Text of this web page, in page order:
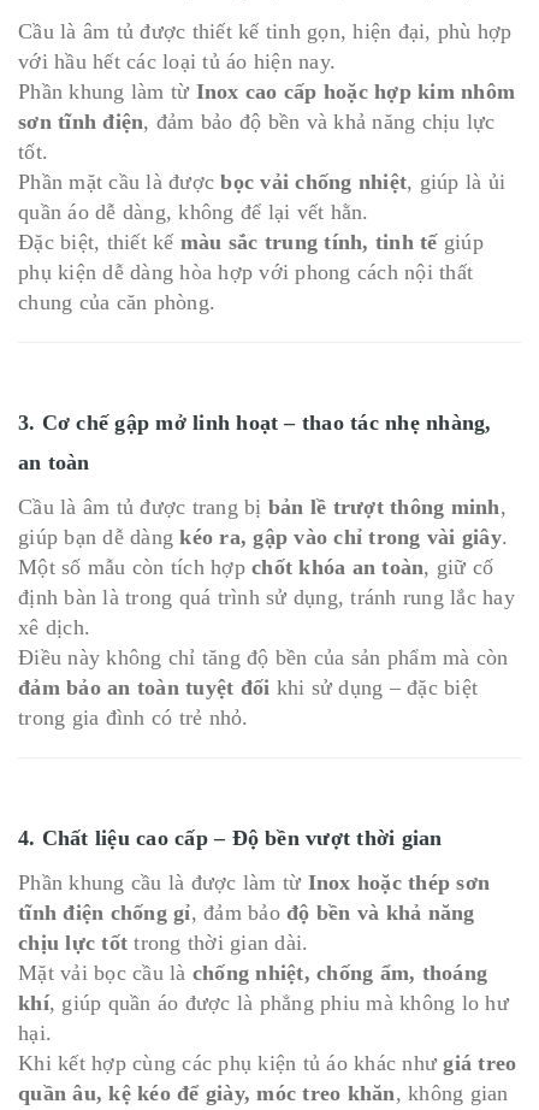
Cầu là âm tủ được thiết kế tinh gọn, hiện đại, phù hợp
với hầu hết các loại tủ áo hiện nay.
Phần khung làm từ Inox cao cấp hoặc hợp kim nhôm
sơn tĩnh điện, đảm bảo độ bền và khả năng chịu lực
tốt.
Phần mặt cầu là đượcbọc vải chống nhiệt, giúp là ủi
quần áo dễ dàng, không để lại vết hằn.
Đặc biệt, thiết kế màu sắc trung tính, tinh tếgiúp
phụ kiện dễ dàng hòa hợp với phong cách nội thất
chung của căn phòng.
3. Cơ chế gập mở linh hoạt – thao tác nhẹ nhàng,
an toàn
Cầu là âm tủ được trang bị bản lề trượt thông minh,
giúp bạn dễ dàngkéo ra, gập vào chỉ trong vài giây.
Một số mẫu còn tích hợp chốt khóa an toàn, giữ cố
định bàn là trong quá trình sử dụng, tránh rung lắc hay
xê dịch.
Điều này không chỉ tăng độ bền của sản phẩm mà còn
đảm bảo an toàn tuyệt đối khi sử dụng – đặc biệt
trong gia đình có trẻ nhỏ.
4. Chất liệu cao cấp – Độ bền vượt thời gian
Phần khung cầu là được làm từ Inox hoặc thép sơn
tĩnh điện chống gỉ, đảm bảo độ bền và khả năng
chịu lực tốt trong thời gian dài.
Mặt vải bọc cầu là chống nhiệt, chống ẩm, thoáng
khí, giúp quần áo được là phẳng phiu mà không lo hư
hại.
Khi kết hợp cùng các phụ kiện tủ áo khác nhưgiá treo
quần âu, kệ kéo để giày, móc treo khăn, không gian